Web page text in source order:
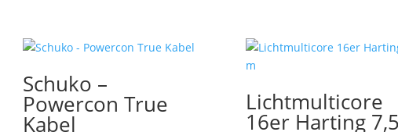
Schuko –
Powercon True
Kabel
Lichtmulticore
16er Harting